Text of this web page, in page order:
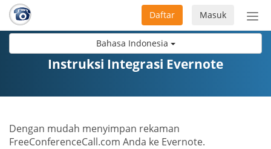
Bahasa Indonesia
Masuk
Daftar
Instruksi Integrasi Evernote
Dengan mudah menyimpan rekaman
FreeConferenceCall.com Anda ke Evernote.